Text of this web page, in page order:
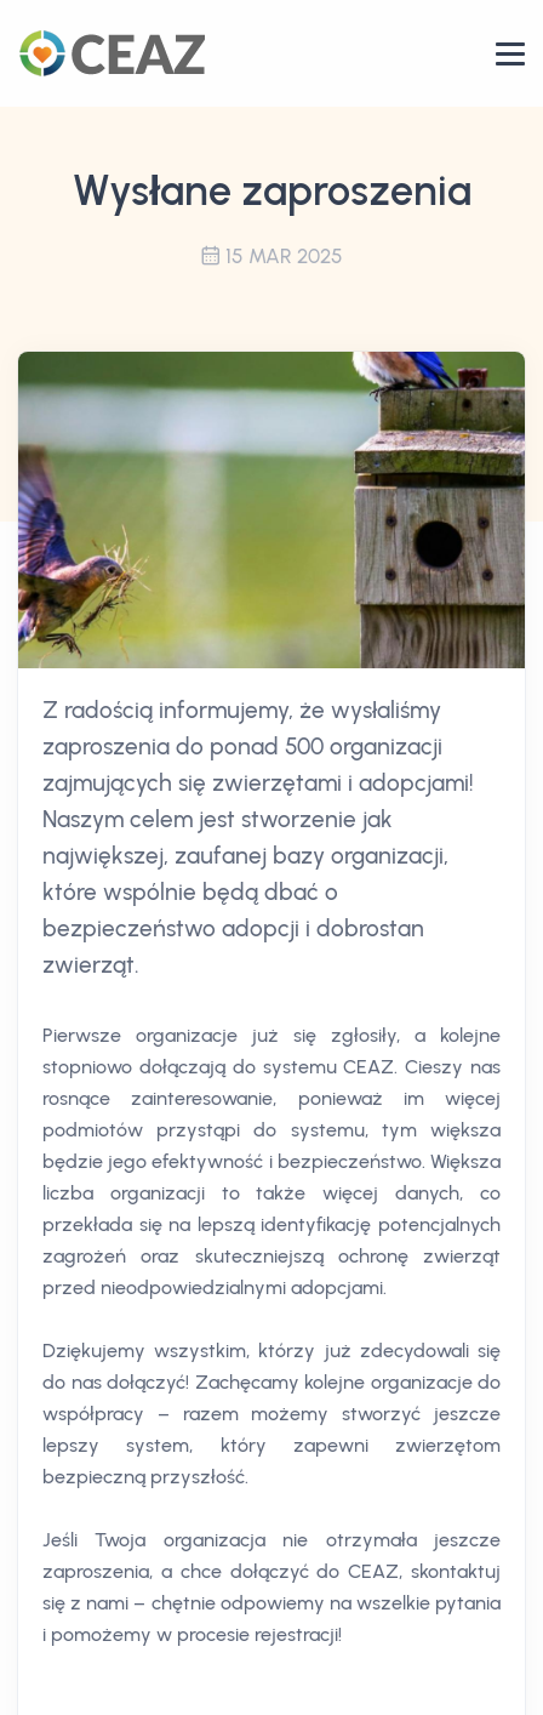
Wysłane zaproszenia
15 MAR 2025
Z radością informujemy, że wysłaliśmy
zaproszenia do ponad 500 organizacji
zajmujących się zwierzętami i adopcjami!
Naszym celem jest stworzenie jak
największej, zaufanej bazy organizacji,
które wspólnie będą dbać o
bezpieczeństwo adopcji i dobrostan
zwierząt.
Pierwsze organizacje już się zgłosiły, a kolejne
stopniowo dołączają do systemu CEAZ. Cieszy nas
rosnące zainteresowanie, ponieważ im więcej
podmiotów przystąpi do systemu, tym większa
będzie jego efektywność i bezpieczeństwo. Większa
liczba organizacji to także więcej danych, co
przekłada się na lepszą identyfikację potencjalnych
zagrożeń oraz skuteczniejszą ochronę zwierząt
przed nieodpowiedzialnymi adopcjami.
Dziękujemy wszystkim, którzy już zdecydowali się
do nas dołączyć! Zachęcamy kolejne organizacje do
współpracy – razem możemy stworzyć jeszcze
lepszy system, który zapewni zwierzętom
bezpieczną przyszłość.
Jeśli Twoja organizacja nie otrzymała jeszcze
zaproszenia, a chce dołączyć do CEAZ, skontaktuj
się z nami – chętnie odpowiemy na wszelkie pytania
i pomożemy w procesie rejestracji!